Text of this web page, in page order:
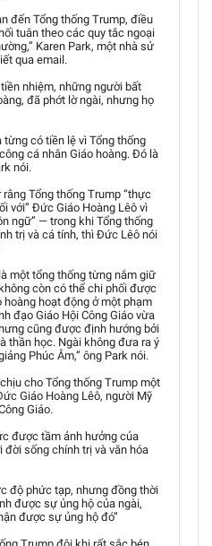
đến Tổng thống Trump, điều
tuân theo các quy tắc ngoại
Karen Park, một nhà sử
qua email.
nhiệm, những người bất
đã phớt lờ ngài, nhưng họ
có tiền lệ vì Tổng thống
cá nhân Giáo hoàng. Đó là
nói.
Tổng thống Trump “thực
với” Đức Giáo Hoàng Lêô vì
ngữ” — trong khi Tổng thống
trị và cá tính, thì Đức Lêô nói
một tổng thống từng nắm giữ
còn có thể chi phối được
hoàng hoạt động ở một phạm
đạo Giáo Hội Công Giáo vừa
cũng được định hướng bởi
thần học. Ngài không đưa ra ý
Phúc Âm,” ông Park nói.
cho Tổng thống Trump một
Giáo Hoàng Lêô, người Mỹ
Giáo.
được tầm ảnh hưởng của
sống chính trị và văn hóa
độ phức tạp, nhưng đồng thời
được sự ủng hộ của ngài,
được sự ủng hộ đó”